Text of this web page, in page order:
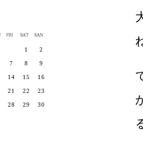
1 2
7 8 9
14 15 16
21 22 23
28 29 30